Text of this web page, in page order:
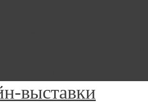
выставки